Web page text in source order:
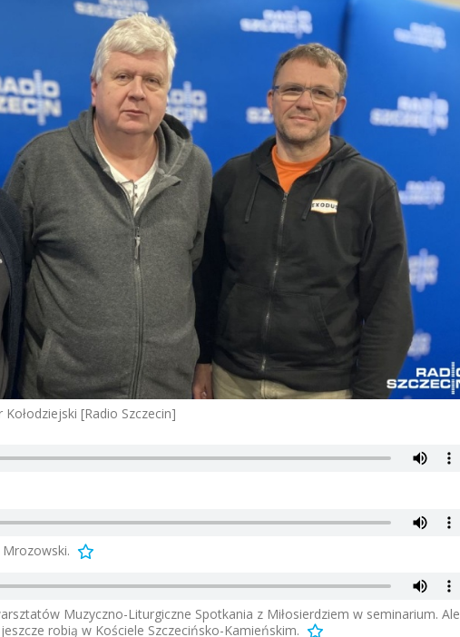
[Radio Szczecin]
Muzyczno-Liturgiczne Spotkania z Miłosierdziem w seminarium. Ale
robią w Kościele Szczecińsko-Kamieńskim.